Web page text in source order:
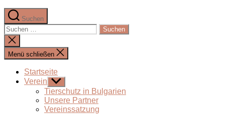
Suchen
Suchen
nach:
Suche
schließen
Menü schließen
Startseite
Verein Untermenü
anzeigen
Tierschutz in Bulgarien
Unsere Partner
Vereinssatzung